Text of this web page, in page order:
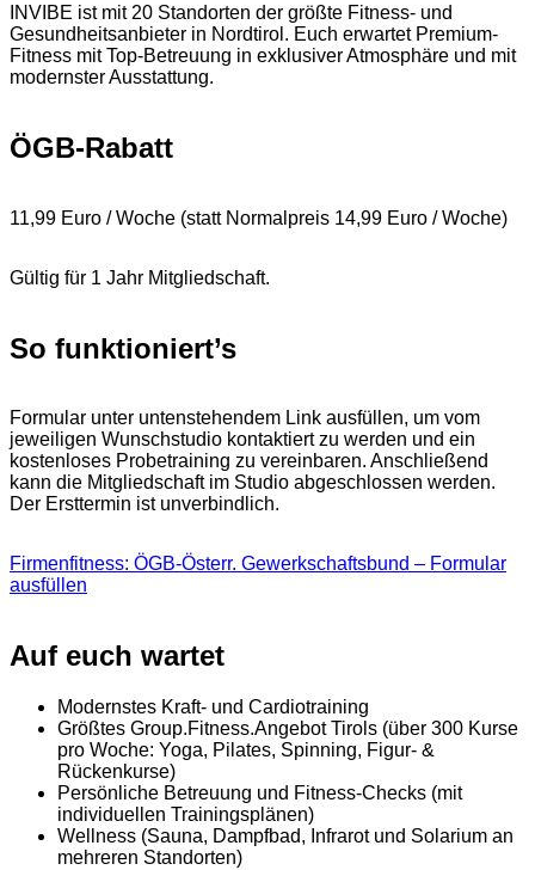
INVIBE ist mit 20 Standorten der größte Fitness- und
Gesundheitsanbieter in Nordtirol. Euch erwartet Premium-
Fitness mit Top-Betreuung in exklusiver Atmosphäre und mit
modernster Ausstattung.
ÖGB-Rabatt
11,99 Euro / Woche (statt Normalpreis 14,99 Euro / Woche)
Gültig für 1 Jahr Mitgliedschaft.
So funktioniert’s
Formular unter untenstehendem Link ausfüllen, um vom
jeweiligen Wunschstudio kontaktiert zu werden und ein
kostenloses Probetraining zu vereinbaren. Anschließend
kann die Mitgliedschaft im Studio abgeschlossen werden.
Der Ersttermin ist unverbindlich.
Firmenfitness: ÖGB-Österr. Gewerkschaftsbund – Formular
ausfüllen
Auf euch wartet
Modernstes Kraft- und Cardiotraining
Größtes Group.Fitness.Angebot Tirols (über 300 Kurse
pro Woche: Yoga, Pilates, Spinning, Figur- &
Rückenkurse)
Persönliche Betreuung und Fitness-Checks (mit
individuellen Trainingsplänen)
Wellness (Sauna, Dampfbad, Infrarot und Solarium an
mehreren Standorten)